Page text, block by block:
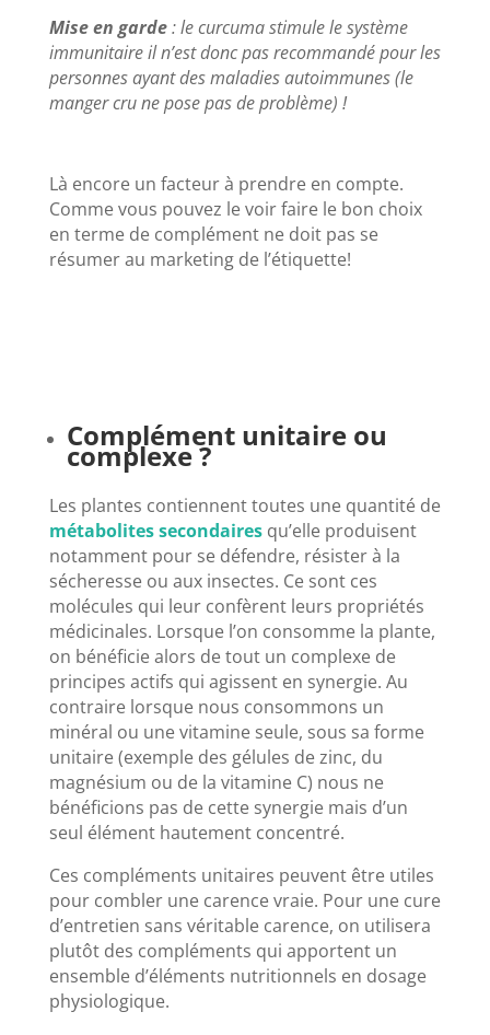
Mise en garde: le curcuma stimule le système
immunitaire il n’est donc pas recommandé pour les
personnes ayant des maladies autoimmunes (le
manger cru ne pose pas de problème) !
Là encore un facteur à prendre en compte.
Comme vous pouvez le voir faire le bon choix
en terme de complément ne doit pas se
résumer au marketing de l’étiquette!
Complément unitaire ou
complexe ?
Les plantes contiennent toutes une quantité de
métabolites secondairesqu’elle produisent
notamment pour se défendre, résister à la
sécheresse ou aux insectes. Ce sont ces
molécules qui leur confèrent leurs propriétés
médicinales. Lorsque l’on consomme la plante,
on bénéficie alors de tout un complexe de
principes actifs qui agissent en synergie. Au
contraire lorsque nous consommons un
minéral ou une vitamine seule, sous sa forme
unitaire (exemple des gélules de zinc, du
magnésium ou de la vitamine C) nous ne
bénéficions pas de cette synergie mais d’un
seul élément hautement concentré.
Ces compléments unitaires peuvent être utiles
pour combler une carence vraie. Pour une cure
d’entretien sans véritable carence, on utilisera
plutôt des compléments qui apportent un
ensemble d’éléments nutritionnels en dosage
physiologique.